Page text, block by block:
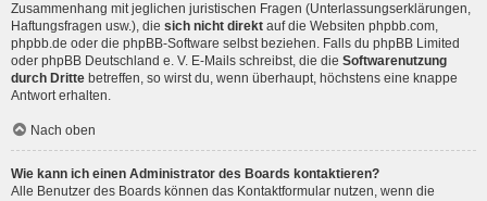
Zusammenhang mit jeglichen juristischen Fragen (Unterlassungserklärungen,
Haftungsfragen usw.), die sich nicht direkt auf die Websiten phpbb.com,
phpbb.de oder die phpBB-Software selbst beziehen. Falls du phpBB Limited
oder phpBB Deutschland e. V. E-Mails schreibst, die die Softwarenutzung
durch Dritte betreffen, so wirst du, wenn überhaupt, höchstens eine knappe
Antwort erhalten.
Nach oben
Wie kann ich einen Administrator des Boards kontaktieren?
Alle Benutzer des Boards können das Kontaktformular nutzen, wenn die